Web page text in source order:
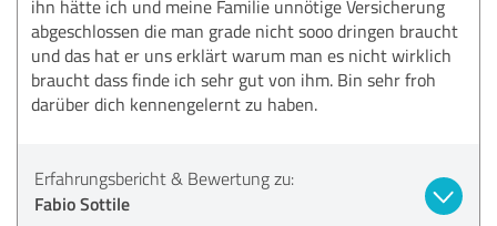
ihn hätte ich und meine Familie unnötige Versicherung
abgeschlossen die man grade nicht sooo dringen braucht
und das hat er uns erklärt warum man es nicht wirklich
braucht dass finde ich sehr gut von ihm. Bin sehr froh
darüber dich kennengelernt zu haben.
Erfahrungsbericht & Bewertung zu:
Fabio Sottile